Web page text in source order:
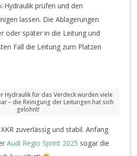
Hydraulik prüfen und den
lassen. Die Ablagerungen
oder später in die Leitung und
Fall die Leitung zum Platzen
Hydraulik für das Verdeck wurden viele
– die Reinigung der Leitungen hat sich
gelohnt!
zuverlässig und stabil. Anfang
Audi Regio Sprint 2025 sogar die